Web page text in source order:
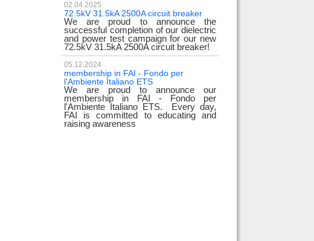
02.04.2025
72.5kV 31.5kA 2500A circuit breaker
We are proud to announce the
successful completion of our dielectric
and power test campaign for our new
72.5kV 31.5kA 2500A circuit breaker!
05.12.2024
membership in FAI - Fondo per
l'Ambiente Italiano ETS
We are proud to announce our
membership in FAI - Fondo per
l'Ambiente Italiano ETS. Every day,
FAI is committed to educating and
raising awareness